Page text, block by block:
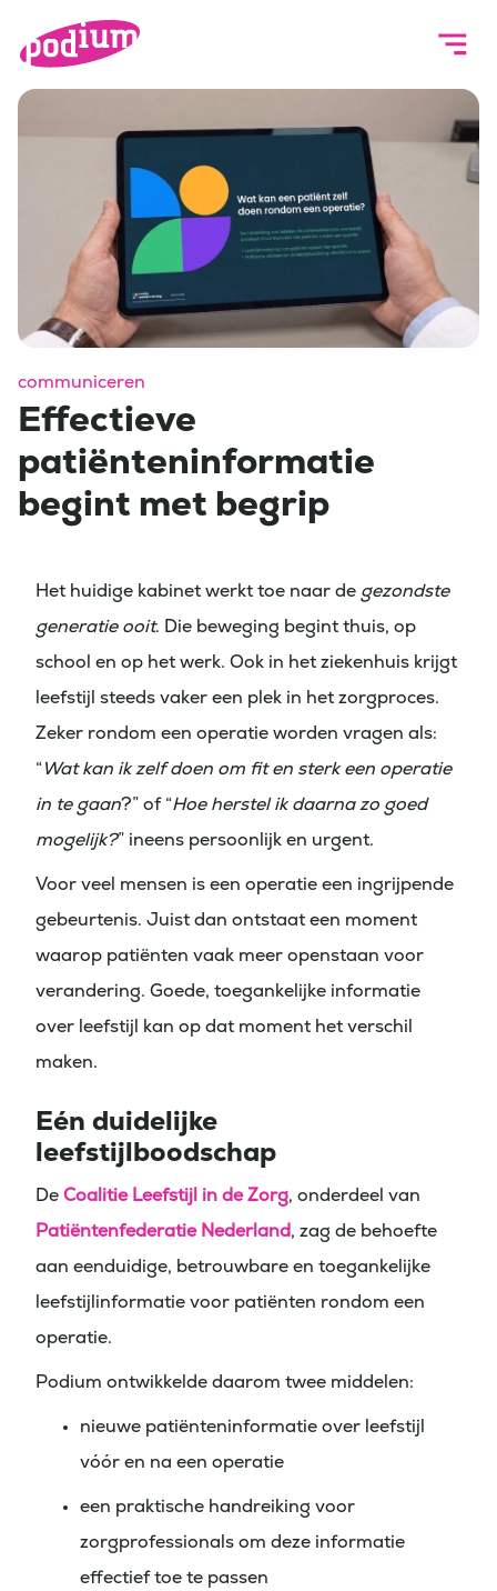
communiceren
Effectieve
patiënteninformatie
begint met begrip
Het huidige kabinet werkt toe naar de gezondste
generatie ooit. Die beweging begint thuis, op
school en op het werk. Ook in het ziekenhuis krijgt
leefstijl steeds vaker een plek in het zorgproces.
Zeker rondom een operatie worden vragen als:
“ Wat kan ik zelf doen om fit en sterk een operatie
in te gaan?” of “Hoe herstel ik daarna zo goed
mogelijk?” ineens persoonlijk en urgent.
Voor veel mensen is een operatie een ingrijpende
gebeurtenis. Juist dan ontstaat een moment
waarop patiënten vaak meer openstaan voor
verandering. Goede, toegankelijke informatie
over leefstijl kan op dat moment het verschil
maken.
Eén duidelijke
leefstijlboodschap
De Coalitie Leefstijl in de Zorg, onderdeel van
Patiëntenfederatie Nederland, zag de behoefte
aan eenduidige, betrouwbare en toegankelijke
leefstijlinformatie voor patiënten rondom een
operatie.
Podium ontwikkelde daarom twee middelen:
nieuwe patiënteninformatie over leefstijl
vóór en na een operatie
een praktische handreiking voor
zorgprofessionals om deze informatie
effectief toe te passen